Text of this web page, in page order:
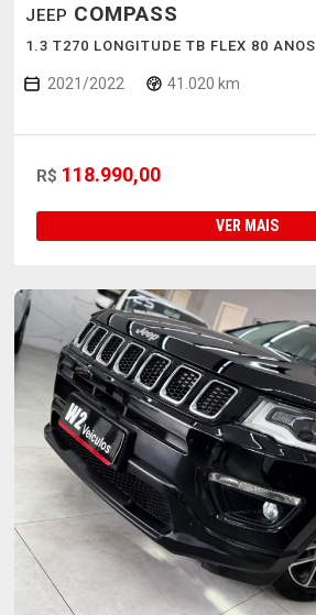
JEEP COMPASS
1.3 T270 LONGITUDE TB FLEX 80 ANOS
2021/2022 41.020 km
R$ 118.990,00
VER MAIS